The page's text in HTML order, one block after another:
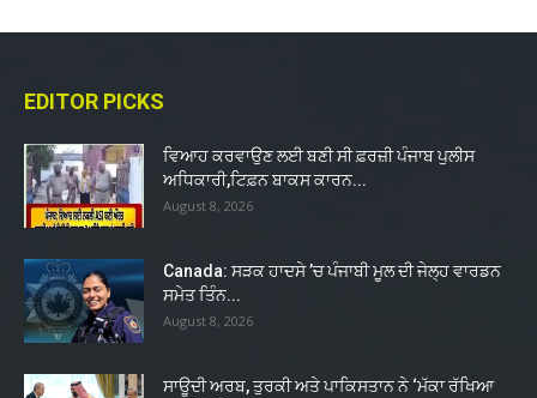
EDITOR PICKS
ਵਿਆਹ ਕਰਵਾਉਣ ਲਈ ਬਣੀ ਸੀ ਫ਼ਰਜ਼ੀ ਪੰਜਾਬ ਪੁਲੀਸ
ਅਧਿਕਾਰੀ,ਟਿਫ਼ਨ ਬਾਕਸ ਕਾਰਨ...
August 8, 2026
Canada: ਸੜਕ ਹਾਦਸੇ ’ਚ ਪੰਜਾਬੀ ਮੂਲ ਦੀ ਜੇਲ੍ਹ ਵਾਰਡਨ
ਸਮੇਤ ਤਿੰਨ...
August 8, 2026
ਸਾਊਦੀ ਅਰਬ, ਤੁਰਕੀ ਅਤੇ ਪਾਕਿਸਤਾਨ ਨੇ ‘ਮੱਕਾ ਰੱਖਿਆ